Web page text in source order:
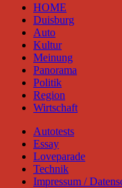
HOME
Duisburg
Auto
Kultur
Meinung
Panorama
Politik
Region
Wirtschaft
Autotests
Essay
Loveparade
Technik
Impressum /